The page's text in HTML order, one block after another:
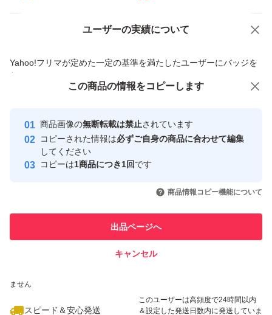
#ゴールドエッセンスオイルクレンジング
#美容液
#BBクリーム
#ファンデーション
#エンリッチリフト UVパウダー EX
#エンリッチリフトUVパウダーEXミニ
#VC100エッセンスローション
#VC100エッセンスローションEXスペシャル
ユーザーの実績について
Yahoo!フリマが定めた一定の基準を満たしたユーザーにバッジを
付与しています
安心取引出品者
心・安全なユーザーです
取引実績
引を完了させた実績があります
での取引実績があります
ません
スピード＆安心発送
このユーザーは高頻度で24時間以内
＆設定した発送日数内に発送していま
価格の相談 商品への質問
この商品の情報をコピーします
商品画像の無断転載は禁止されています
コピーされた情報は必ずご自身の商品に合わせて編集
してください
コピーは1商品につき1回です
商品情報コピー機能について
出品ページへ
キャンセル
この商品をみている人にオススメ